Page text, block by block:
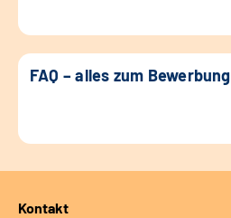
FAQ – alles zum
Kontakt